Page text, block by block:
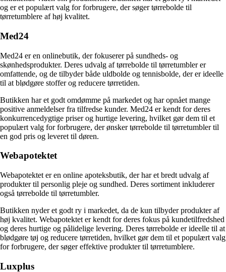
og er et populært valg for forbrugere, der søger tørrebolde til
tørretumblere af høj kvalitet.
Med24
Med24 er en onlinebutik, der fokuserer på sundheds- og
skønhedsprodukter. Deres udvalg af tørrebolde til tørretumbler er
omfattende, og de tilbyder både uldbolde og tennisbolde, der er ideelle
til at blødgøre stoffer og reducere tørretiden.
Butikken har et godt omdømme på markedet og har opnået mange
positive anmeldelser fra tilfredse kunder. Med24 er kendt for deres
konkurrencedygtige priser og hurtige levering, hvilket gør dem til et
populært valg for forbrugere, der ønsker tørrebolde til tørretumbler til
en god pris og leveret til døren.
Webapotektet
Webapotektet er en online apoteksbutik, der har et bredt udvalg af
produkter til personlig pleje og sundhed. Deres sortiment inkluderer
også tørrebolde til tørretumbler.
Butikken nyder et godt ry i markedet, da de kun tilbyder produkter af
høj kvalitet. Webapotektet er kendt for deres fokus på kundetilfredshed
og deres hurtige og pålidelige levering. Deres tørrebolde er ideelle til at
blødgøre tøj og reducere tørretiden, hvilket gør dem til et populært valg
for forbrugere, der søger effektive produkter til tørretumblere.
Luxplus